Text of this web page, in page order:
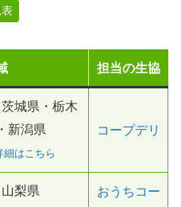
担当の生協
城県・栃木
新潟県
細はこちら
コープデリ
梨県
おうちコー